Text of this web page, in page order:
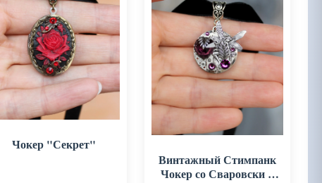
Чокер "Секрет"
Винтажный Стимпанк
Чокер со Сваровски и